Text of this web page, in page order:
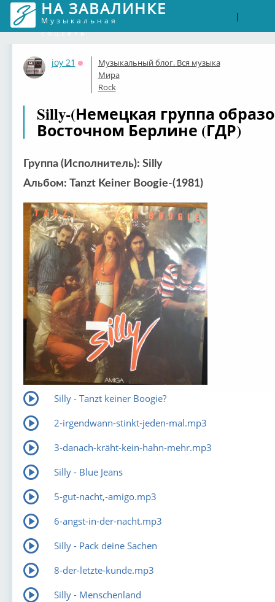
НА ЗАВАЛИНКЕ
Музыкальная
соцсеть
|
joy 21
Оффлайн
Музыкальный блог. Вся музыка
Мира
Rock
Silly-(Немецкая группа
Восточном Берлине (ГДР)
Группа (Исполнитель): Silly
Альбом: Tanzt Keiner Boogie-(1981)
Silly - Tanzt keiner Boogie?
2-irgendwann-stinkt-jeden-mal.mp3
3-danach-kräht-kein-hahn-mehr.mp3
Silly - Blue Jeans
5-gut-nacht,-amigo.mp3
6-angst-in-der-nacht.mp3
Silly - Pack deine Sachen
8-der-letzte-kunde.mp3
Silly - Menschenland